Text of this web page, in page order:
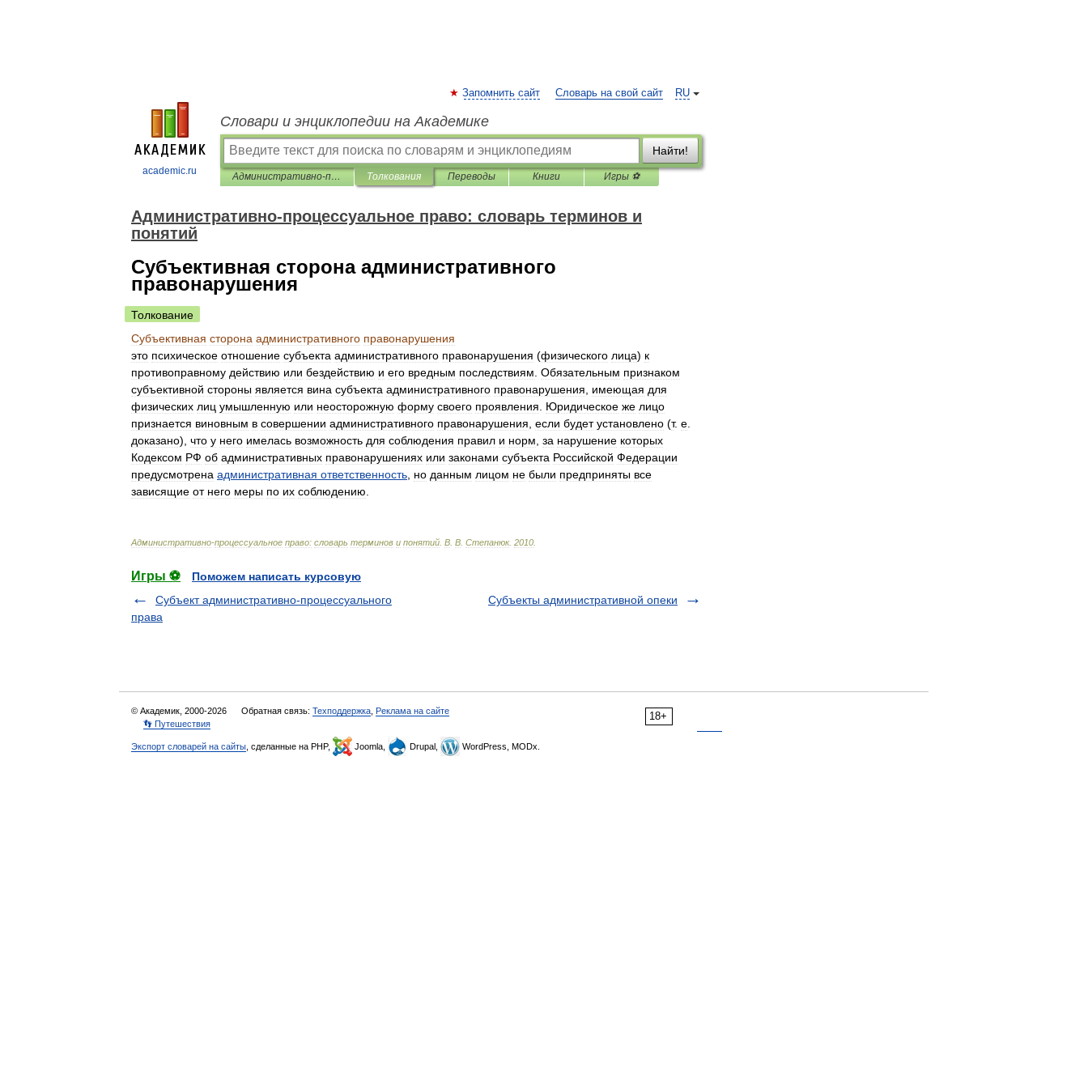
academic.ru
RU
Запомнить сайт Словарь на свой сайт
Словари и энциклопедии на Академике
Найти!
Административно-процессуальное право: словарь терминов и понятий Толкования Переводы Книги Игры ⚽
Административно-процессуальное право: словарь терминов и
понятий
Субъективная сторона административного
правонарушения
Толкование
Субъективная сторона административного правонарушения
это психическое отношение субъекта административного правонарушения (физического лица) к
противоправному действию или бездействию и его вредным последствиям Обязательным признаком
субъективной стороны является вина субъекта административного правонарушения имеющая для
физических лиц умышленную или неосторожную форму своего проявления Юридическое же лицо
признается виновным в совершении административного правонарушения если будет установлено (т. е
доказано), что у него имелась возможность для соблюдения правил и норм за нарушение которых
Кодексом РФ об административных правонарушениях или законами субъекта Российской Федерации
предусмотрена административная ответственность но данным лицом не были предприняты все
зависящие от него меры по их соблюдению
Административно-процессуальное право: словарь терминов и понятий В В Степанюк. 2010
Игры ⚽
Поможем написать курсовую
Субъект административно-процессуального
права
Субъекты административной опеки
18+
© Академик, 2000-2026 Обратная связь: Техподдержка Реклама на сайте
👣 Путешествия
Экспорт словарей на сайты , сделанные на PHP, Joomla, Drupal, WordPress, MODx.